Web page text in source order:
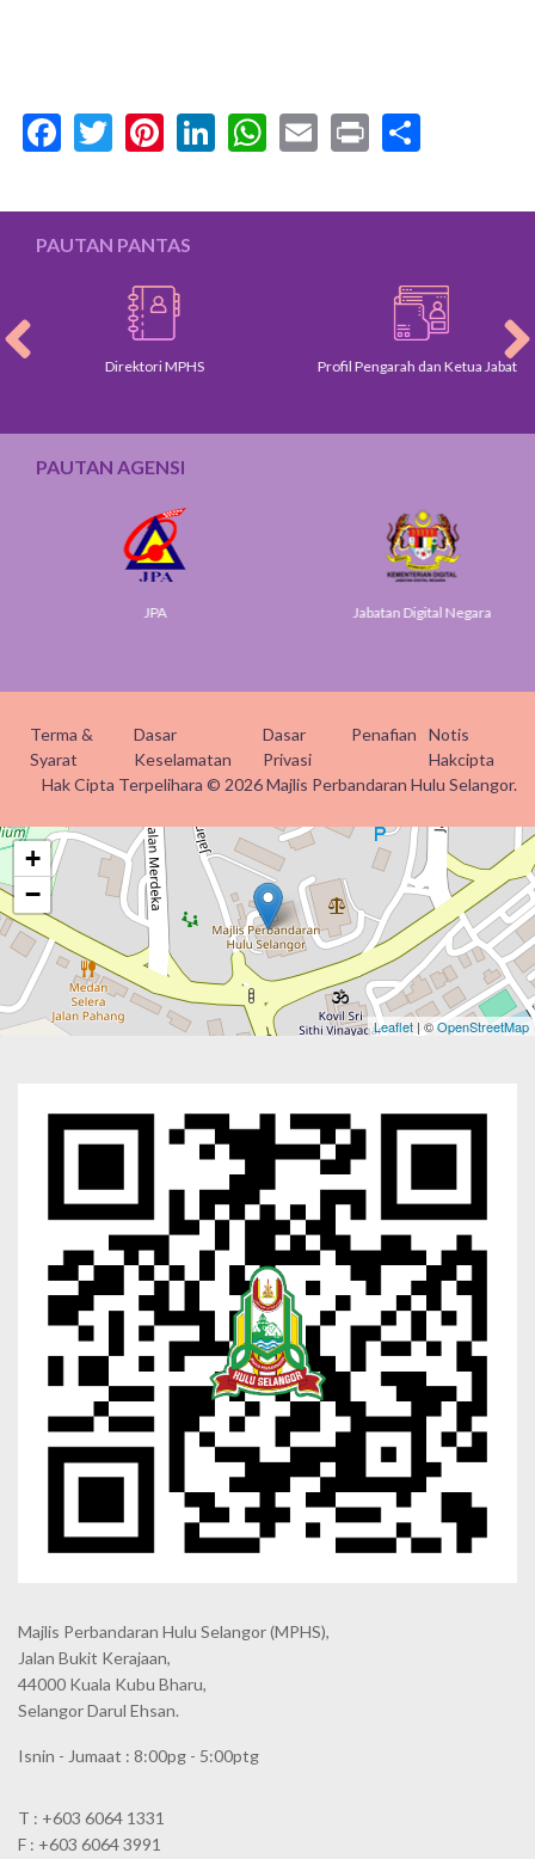
Facebook
Twitter
Pinterest
LinkedIn
WhatsApp
Email
Print
PAUTAN PANTAS
Direktori MPHS Profil Pengarah dan Ketua Jabatan
PAUTAN AGENSI
JPA Jabatan Digital Negara
Terma &
Syarat
Dasar
Keselamatan
Dasar
Privasi
Penafian
Notis
Hakcipta
Hak Cipta Terpelihara © 2026 Majlis Perbandaran Hulu Selangor.
+
−
Leaflet | ©OpenStreetMap
Majlis Perbandaran Hulu Selangor (MPHS),
Jalan Bukit Kerajaan,
44000 Kuala Kubu Bharu,
Selangor Darul Ehsan.
Isnin - Jumaat : 8:00pg - 5:00ptg
T : +603 6064 1331
F : +603 6064 3991